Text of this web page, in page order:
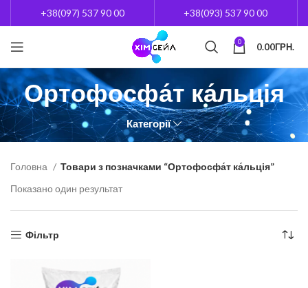
+38(097) 537 90 00 +38(093) 537 90 00
0 0.00ГРН.
Ортофосфа́т ка́льція
Категорії
Головна
Товари з позначками “Ортофосфа́т ка́льція”
Показано один результат
Фільтр